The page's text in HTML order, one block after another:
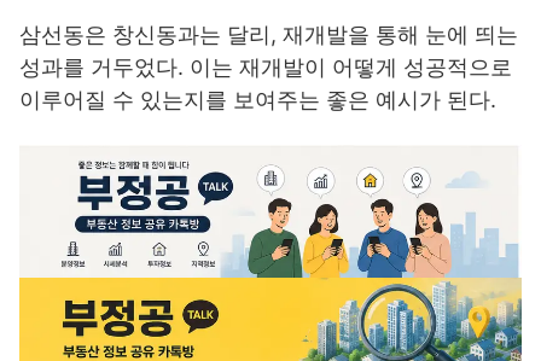
삼선동은 창신동과는 달리, 재개발을 통해 눈에 띄는
성과를 거두었다. 이는 재개발이 어떻게 성공적으로
이루어질 수 있는지를 보여주는 좋은 예시가 된다.